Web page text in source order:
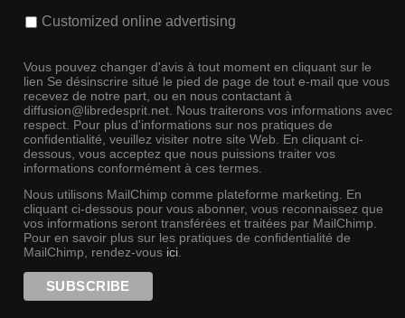
Customized online advertising
Vous pouvez changer d'avis à tout moment en cliquant sur le
lien Se désinscrire situé le pied de page de tout e-mail que vous
recevez de notre part, ou en nous contactant à
diffusion@libredesprit.net. Nous traiterons vos informations avec
respect. Pour plus d'informations sur nos pratiques de
confidentialité, veuillez visiter notre site Web. En cliquant ci-
dessous, vous acceptez que nous puissions traiter vos
informations conformément à ces termes.
Nous utilisons MailChimp comme plateforme marketing. En
cliquant ci-dessous pour vous abonner, vous reconnaissez que
vos informations seront transférées et traitées par MailChimp.
Pour en savoir plus sur les pratiques de confidentialité de
MailChimp, rendez-vous ici.